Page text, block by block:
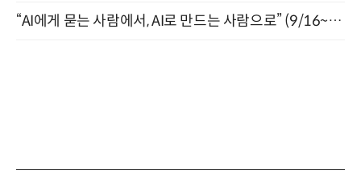
“AI에게 묻는 사람에서, AI로 만드는 사람으로” (9/16~17)